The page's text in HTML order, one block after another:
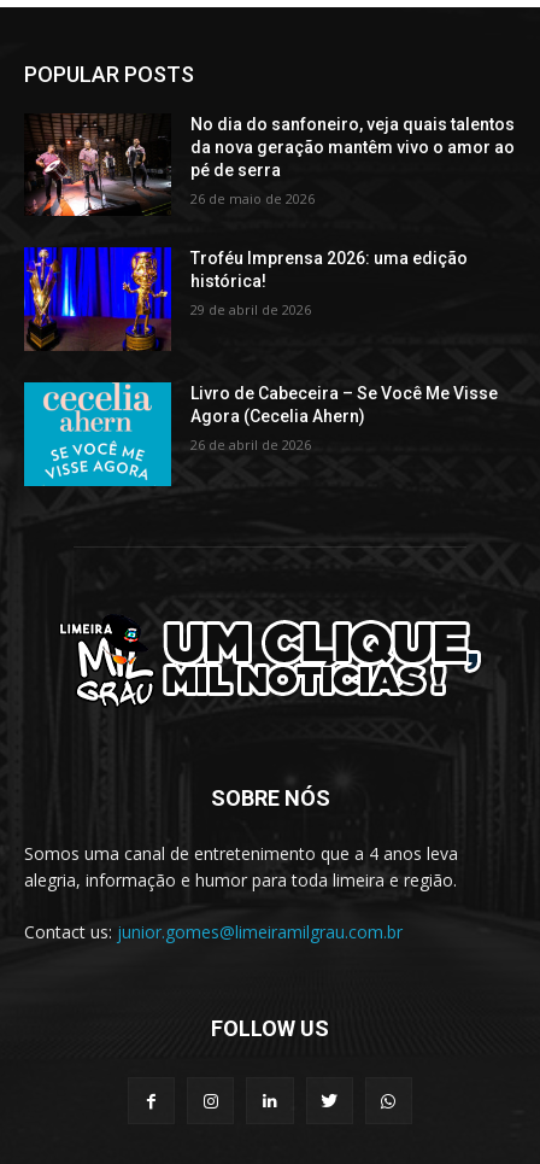
POPULAR POSTS
No dia do sanfoneiro, veja quais talentos
da nova geração mantêm vivo o amor ao
pé de serra
26 de maio de 2026
Troféu Imprensa 2026: uma edição
histórica!
29 de abril de 2026
Livro de Cabeceira – Se Você Me Visse
Agora (Cecelia Ahern)
26 de abril de 2026
SOBRE NÓS
Somos uma canal de entretenimento que a 4 anos leva
alegria, informação e humor para toda limeira e região.
Contact us: junior.gomes@limeiramilgrau.com.br
FOLLOW US